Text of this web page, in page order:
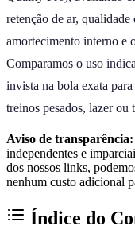
retenção de ar,
amortecimento interno e
Comparamos o uso
invista na bola exata para
treinos pesados, lazer ou
Aviso de transparência:
independentes e
dos nossos links,
nenhum custo adicional
Índice do